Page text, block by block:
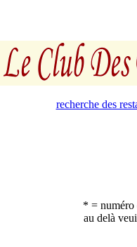
recherche des
* = numéro
au delà